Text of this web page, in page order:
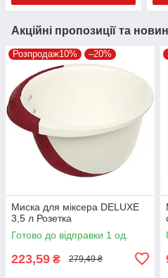
Акційні пропозиції та
Розпродаж10% –20%
Миска для міксера DELUXE
3,5 л Розетка
Готово до відправки 1 од.
223,59 ₴ 279,49 ₴